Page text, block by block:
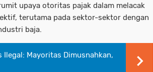
upaya otoritas pajak dalam melacak
terutama pada sektor-sektor dengan
baja.
Ilegal: Mayoritas Dimusnahkan,